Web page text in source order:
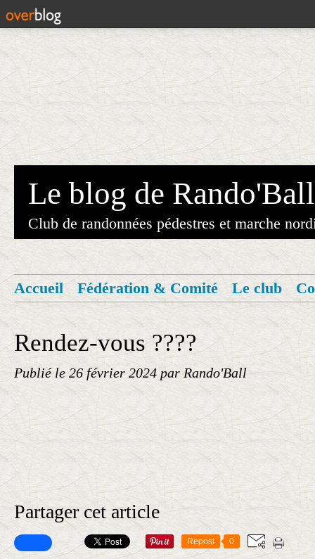
Le blog de Rando'Ball
Club de randonnées pédestres et marche
Accueil Fédération & Comité Le club
Rendez-vous ????
Publié le 26 février 2024 par Rando'Ball
Partager cet article
Repost 0